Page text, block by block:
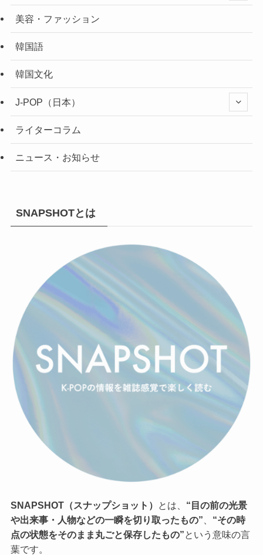
美容・ファッション
韓国語
韓国文化
J-POP（日本）
ライターコラム
ニュース・お知らせ
SNAPSHOTとは
SNAPSHOT（スナップショット） とは、 “目の前の光景
や出来事・人物などの一瞬を切り取ったもの”
“その時
点の状態をそのまま丸ごと保存したもの” という意味の言
葉です。